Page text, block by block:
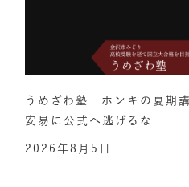
うめざわ塾 ホンキの夏
安易に公式へ逃げるな
2026年8月5日